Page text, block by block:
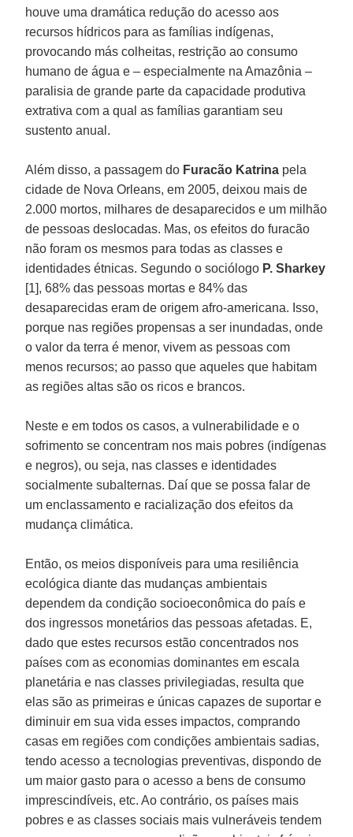
houve uma dramática redução do acesso aos
recursos hídricos para as famílias indígenas,
provocando más colheitas, restrição ao consumo
humano de água e – especialmente na Amazônia –
paralisia de grande parte da capacidade produtiva
extrativa com a qual as famílias garantiam seu
sustento anual.
Além disso, a passagem do Furacão Katrina pela
cidade de Nova Orleans, em 2005, deixou mais de
2.000 mortos, milhares de desaparecidos e um milhão
de pessoas deslocadas. Mas, os efeitos do furacão
não foram os mesmos para todas as classes e
identidades étnicas. Segundo o sociólogo P. Sharkey
[1], 68% das pessoas mortas e 84% das
desaparecidas eram de origem afro-americana. Isso,
porque nas regiões propensas a ser inundadas, onde
o valor da terra é menor, vivem as pessoas com
menos recursos; ao passo que aqueles que habitam
as regiões altas são os ricos e brancos.
Neste e em todos os casos, a vulnerabilidade e o
sofrimento se concentram nos mais pobres (indígenas
e negros), ou seja, nas classes e identidades
socialmente subalternas. Daí que se possa falar de
um enclassamento e racialização dos efeitos da
mudança climática.
Então, os meios disponíveis para uma resiliência
ecológica diante das mudanças ambientais
dependem da condição socioeconômica do país e
dos ingressos monetários das pessoas afetadas. E,
dado que estes recursos estão concentrados nos
países com as economias dominantes em escala
planetária e nas classes privilegiadas, resulta que
elas são as primeiras e únicas capazes de suportar e
diminuir em sua vida esses impactos, comprando
casas em regiões com condições ambientais sadias,
tendo acesso a tecnologias preventivas, dispondo de
um maior gasto para o acesso a bens de consumo
imprescindíveis, etc. Ao contrário, os países mais
pobres e as classes sociais mais vulneráveis tendem